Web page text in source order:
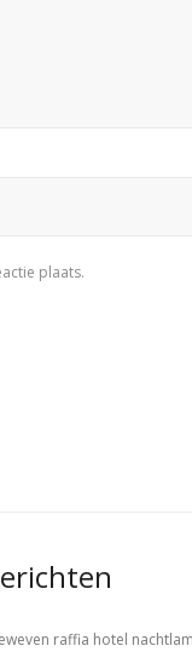
plaats.
raffia hotel